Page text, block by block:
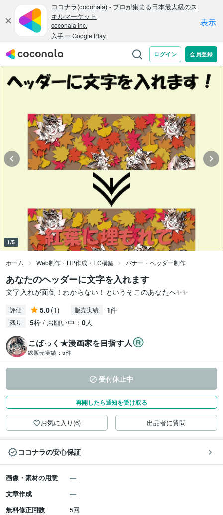
1/5
ホーム Web制作・HP作成・EC構築 バナー・ヘッダー制作
あなたのヘッダーに文字を入れます
文字入れが面倒！わからない！というそこのあなたへ✨✨
評価 5.0(1) 販売実績 1件
残り 5枠 / お願い中： 0人
こばっく★漫画家を目指す人
総販売実績： 5件
受付休止中
再開したら通知を受け取る
お気に入り(6) 出品者に質問
ココナラの安心保証
画像・素材の用意
文章作成
無料修正回数
5回